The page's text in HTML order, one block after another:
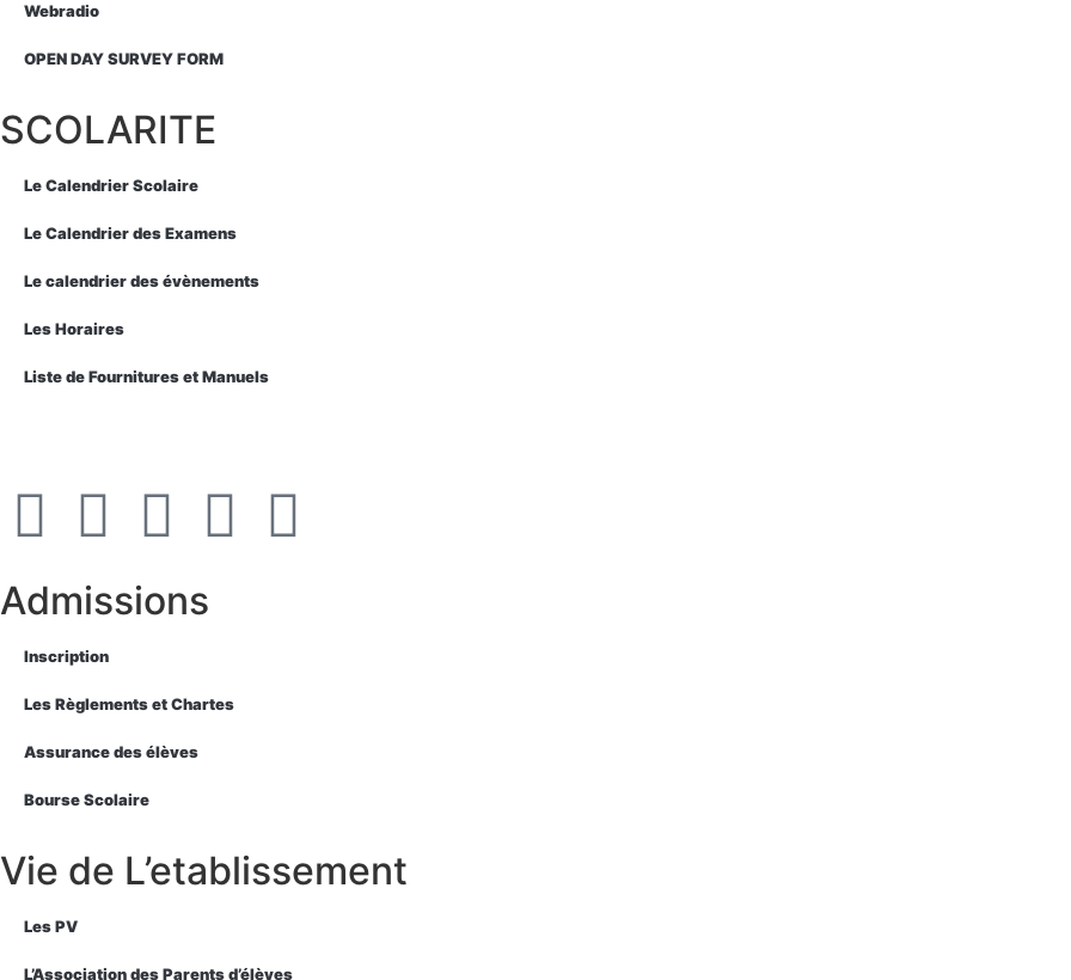
Webradio
OPEN DAY SURVEY FORM
SCOLARITE
Le Calendrier Scolaire
Le Calendrier des Examens
Le calendrier des évènements
Les Horaires
Liste de Fournitures et Manuels
Admissions
Inscription
Les Règlements et Chartes
Assurance des élèves
Bourse Scolaire
Vie de L’etablissement
Les PV
L’Association des Parents d’élèves